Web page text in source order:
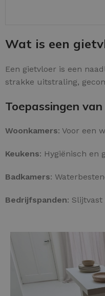
Gietvloer woonruimte
LOS PER VERPAKKING
Tegelprimer
Schraaplaag PU
Gietvloer PU
Wat is een
Een gietvloer is een
strakke uitstraling,
Toepassingen
Woonkamers: Voor een
Keukens: Hygiënisch en
Badkamers:
Bedrijfspanden: